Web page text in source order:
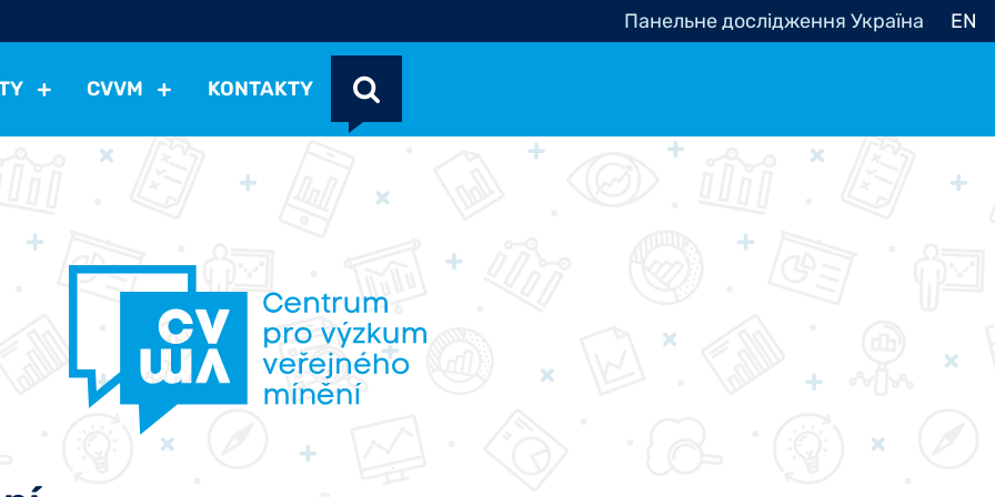
Панельне дослідження Україна EN
Mezinárodní vztahy
vývoj
Vztahy a životní postoje Ostatní - Různé
CVVM KONTAKTY